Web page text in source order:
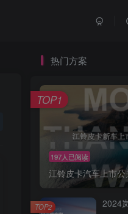
热门方案
197人已阅读
江铃皮卡汽车上市
TOP1
2024
TOP2